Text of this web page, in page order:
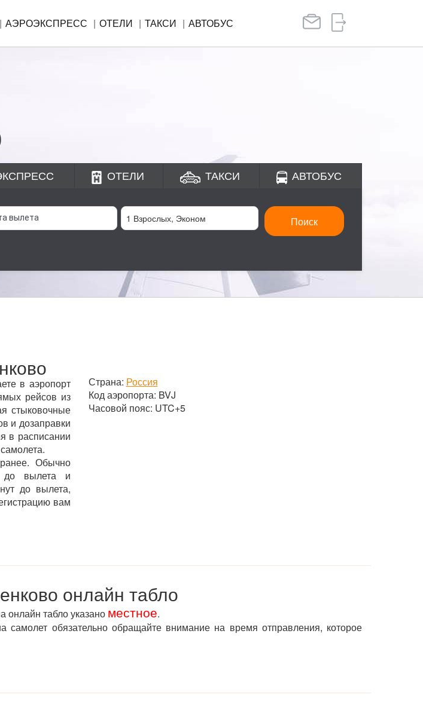
АЭРОЭКСПРЕСС ОТЕЛИ ТАКСИ АВТОБУС
ОТЕЛИ ТАКСИ АВТОБУС
Поиск
в аэропорт
рейсов из
стыковочные
и дозаправки
в расписании
Обычно
до вылета и
до вылета,
вам
Страна: Россия
Код аэропорта: BVJ
Часовой пояс: UTC+5
онлайн табло
онлайн табло указано местное.
обязательно обращайте внимание на время отправления, которое